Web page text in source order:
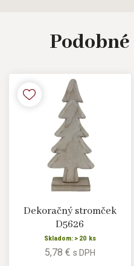
Podobné
Dekoračný stromček
D5626
Skladom: > 20 ks
5,78 € s DPH